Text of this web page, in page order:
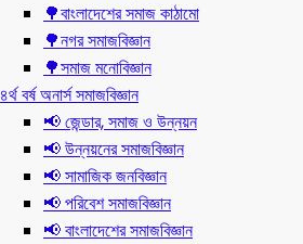
🌳বাংলাদেশের সমাজ কাঠামো
🌳নগর সমাজবিজ্ঞান
🌳সমাজ মনোবিজ্ঞান
৪র্থ বর্ষ অনার্স সমাজবিজ্ঞান
📢 জেন্ডার, সমাজ ও উন্নয়ন
📢 উন্নয়নের সমাজবিজ্ঞান
📢 সামাজিক জনবিজ্ঞান
📢 পরিবেশ সমাজবিজ্ঞান
📢 বাংলাদেশের সমাজবিজ্ঞান